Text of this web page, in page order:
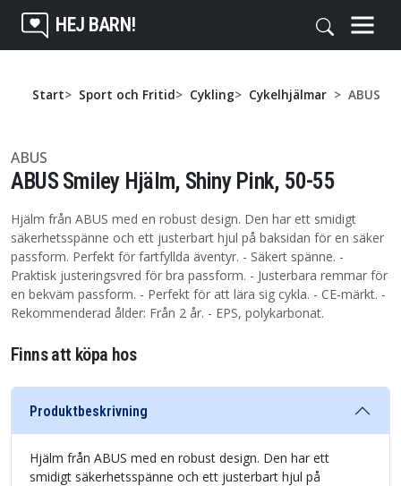
HEJ BARN!
Start Sport och Fritid Cykling Cykelhjälmar ABUS
ABUS
ABUS Smiley Hjälm, Shiny Pink, 50-55
Hjälm från ABUS med en robust design. Den har ett smidigt
säkerhetsspänne och ett justerbart hjul på baksidan för en säker
passform. Perfekt för fartfyllda äventyr. - Säkert spänne. -
Praktisk justeringsvred för bra passform. - Justerbara remmar för
en bekväm passform. - Perfekt för att lära sig cykla. - CE-märkt. -
Rekommenderad ålder: Från 2 år. - EPS, polykarbonat.
Finns att köpa hos
Produktbeskrivning
Hjälm från ABUS med en robust design. Den har ett
smidigt säkerhetsspänne och ett justerbart hjul på